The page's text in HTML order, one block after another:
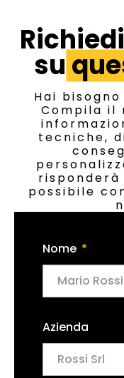
su
Hai
Compila il
tecniche,
possibile
Nome
Azienda